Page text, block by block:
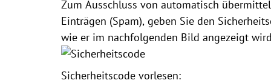
Zum Ausschluss von automatisch
Einträgen (Spam), geben Sie den
wie er im nachfolgenden Bild angezeigt
Sicherheitscode vorlesen: